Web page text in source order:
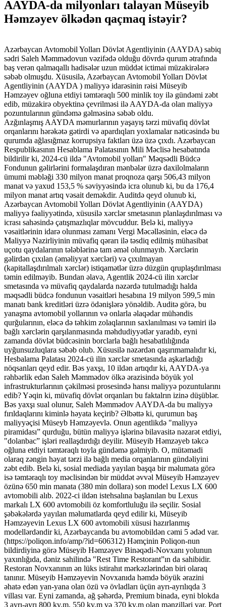
AAYDA-da milyonları talayan Müseyib
Həmzəyev ölkədən qaçmaq istəyir?
Azərbaycan Avtomobil Yolları Dövlət Agentliyinin (AAYDA) sabiq
sədri Saleh Məmmədovun vəzifədə olduğu dövrdə qurum ətrafında
baş verən qalmaqallı hadisələr uzun müddət ictimai müzakirələrə
səbəb olmuşdu. Xüsusilə, Azərbaycan Avtomobil Yolları Dövlət
Agentliyinin (AAYDA ) maliyyə idarəsinin rəisi Müseyib
Həmzəyev oğluna etdiyi təmtəraqlı 500 minlik toy ilə gündəmi zəbt
edib, müzakirə obyektinə çevrilməsi ilə AAYDA-da olan maliyyə
pozuntularının gündəmə gəlməsinə səbəb oldu.
Azğınlaşmış AAYDA məmurlarının yaşayış tərzi müvafiq dövlət
orqanlarını hərəkətə gətirdi və apardıqları yoxlamalar nəticəsində bu
qurumda ağlasığmaz korrupsiya faktları üzə üzə çıxdı. Azərbaycan
Respublikasının Hesablama Palatasının Mili Məclisə hesabatında
bildirilir ki, 2024-cü ildə "Avtomobil yolları" Məqsədli Büdcə
Fondunun gəlirlərini formalaşdıran mənbələr üzrə daxilolmaların
ümumi məbləği 330 milyon manat proqnoza qarşı 506,43 milyon
manat və yaxud 153,5 % səviyyəsində icra olunub ki, bu da 176,4
milyon manat artıq vəsait deməkdir. Auditdə qeyd olunub ki,
Azərbaycan Avtomobil Yolları Dövlət Agentliyinin (AAYDA)
maliyyə fəaliyyətində, xüsusilə xərclər smetasının planlaşdırılması və
icrası sahəsində çatışmazlıqlar mövcuddur. Belə ki, maliyyə
vəsaitlərinin idarə olunması zamanı Vergi Məcəlləsinin, eləcə də
Maliyyə Nazirliyinin müvafiq qərarı ilə təsdiq edilmiş mühasibat
uçotu qaydalarının tələblərinə tam əməl olunmayıb. Xərclərin
gəlirdən çıxılan (əməliyyat xərcləri) və çıxılmayan
(kapitallaşdırılmalı xərclər) istiqamətlər üzrə düzgün qruplaşdırılması
təmin edilməyib. Bundan əlavə, Agentlik 2024-cü ilin xərclər
smetasında və müvafiq qaydalarda nəzərdə tutulmadığı halda
məqsədli büdcə fondunun vəsaitləri hesabına 19 milyon 599,5 min
manatı bank kreditləri üzrə ödənişlərə yönəldib. Auditə görə, bu
yanaşma avtomobil yollarının və onlarla əlaqədar mühəndis
qurğularının, eləcə də təhkim zolaqlarının saxlanılması və təmiri ilə
bağlı xərclərin qarşılanmasında məhdudiyyətlər yaradıb, eyni
zamanda dövlət büdcəsinin borclarla bağlı hesabatlılığında
uyğunsuzluqlara səbəb olub. Xüsusilə nəzərdən qaşırımamalıdır ki,
Hesbalama Palatası 2024-cü ilin xərclər smetasında aşkarladığı
nöqsanları qeyd edir. Bəs yaxşı, 10 ildən artıqdır ki, AAYDA-ya
rəhbərlik edən Saleh Məmmədov ölkə ərazisində böyük yol
infrastrukturlarının çəkilməsi prosesində hansı maliyyə pozuntularını
edib? Yəqin ki, müvafiq dövlət orqanları bu faktalrın izinə düşüblər.
Bəs yaxşı sual olunur, Saleh Məmmədov AAYDA-da bu maliyyə
fırıldaqlarını kiminlə həyata keçirib? Əlbəttə ki, qurumun baş
maliyyəçisi Müseyb Həmzəyevlə. Onun agentlikdə "maliyyə
piramidası” qurduğu, bütün maliyyə işlərinə bilavasitə nəzarət etdiyi,
"dolanbac” işləri reallaşdırdığı deyilir. Müseyib Həmzəyeb təkcə
oğluna etdiyi təmtəraqlı toyla gündəmə gəlmiyib. O, mütəmadi
olaraq zəngin həyat tərzi ilə bağlı media orqanlarının gündəliyini
zəbt edib. Belə ki, sosial mediada yayılan başqa bir məlumata görə
isə təmtəraqlı toy məclisindən bir müddət əvvəl Müseyib Həmzəyev
özünə 650 min manata (380 min dollara) son model Lexus LX 600
avtomobili alıb. 2022-ci ildən istehsalına başlanılan bu Lexus
markalı LX 600 avtomobili öz komfortluluğu ilə seçilir. Sosial
şəbəkələrdə yayılan məlumatlarda qeyd edilir ki, Müseyib
Həmzəyevin Lexus LX 600 avtomobili xüsusi hazırlanmış
modellərdəndir ki, Azərbaycanda bu avtomobildən cəmi 5 ədəd var.
(https://poliqon.info/amp/?id=606312) Həmçinin Poliqon-nun
bildirdiyinə görə Müseyib Həmzəyev Binəqədi-Novxanı yolunun
yaxınlığıda, dəniz sahilində "Rest Time Restorant”ın da sahibidir.
Restoran Novxanının ən lüks istirahıt mərkəzlərindən biri olaraq
tanınır. Müseyib Həmzəyevin Novxanıda həmdə böyük ərazini
əhatə edən yan-yana olan özü və övladları üçün ayrı-ayrılıqda 3
villası var. Eyni zamanda, ağ şəhərdə, Premium binada, eyni blokda
3 ayrı-ayrı 800 kv.m, 550 kv.m və 370 kv.m olan mənzilləri var. Port